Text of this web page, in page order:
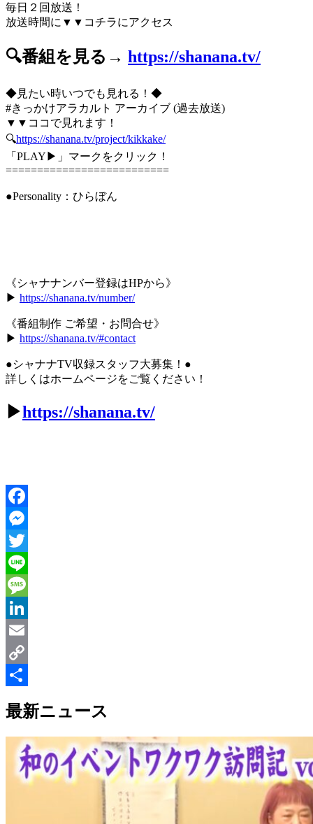
毎日２回放送！
放送時間に▼▼コチラにアクセス
🔍番組を見る→ https://shanana.tv/
◆見たい時いつでも見れる！◆
#きっかけアラカルト アーカイブ (過去放送)
▼▼ココで見れます！
🔍https://shanana.tv/project/kikkake/
「PLAY▶」マークをクリック！
==========================
●Personality：ひらぼん
《シャナナンバー登録はHPから》
▶︎ https://shanana.tv/number/
《番組制作 ご希望・お問合せ》
▶︎ https://shanana.tv/#contact
●シャナナTV収録スタッフ大募集！●
詳しくはホームページをご覧ください！
▶https://shanana.tv/
最新ニュース